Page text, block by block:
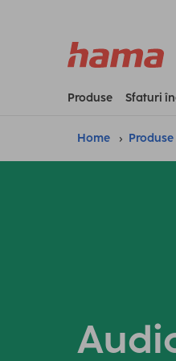
Produse Sfaturi
Home Produse